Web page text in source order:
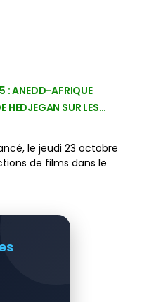
: ANEDD-AFRIQUE
HEDJEGAN SUR LES…
le jeudi 23 octobre
de films dans le